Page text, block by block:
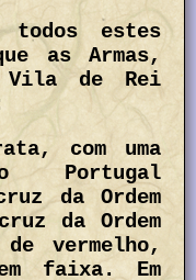
todos estes
as Armas,
Vila de Rei
com uma
Portugal
da Ordem
da Ordem
vermelho,
faixa. Em